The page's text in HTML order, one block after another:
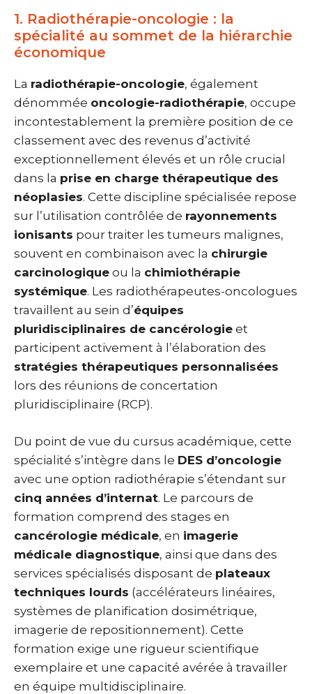
1. Radiothérapie-oncologie : la
spécialité au sommet de la hiérarchie
économique
La radiothérapie-oncologie, également
dénommée oncologie-radiothérapie, occupe
incontestablement la première position de ce
classement avec des revenus d’activité
exceptionnellement élevés et un rôle crucial
dans la prise en charge thérapeutique des
néoplasies. Cette discipline spécialisée repose
sur l’utilisation contrôlée de rayonnements
ionisants pour traiter les tumeurs malignes,
souvent en combinaison avec la chirurgie
carcinologique ou la chimiothérapie
systémique. Les radiothérapeutes-oncologues
travaillent au sein d’équipes
pluridisciplinaires de cancérologie et
participent activement à l’élaboration des
stratégies thérapeutiques personnalisées
lors des réunions de concertation
pluridisciplinaire (RCP).
Du point de vue du cursus académique, cette
spécialité s’intègre dans le DES d’oncologie
avec une option radiothérapie s’étendant sur
cinq années d’internat. Le parcours de
formation comprend des stages en
cancérologie médicale, en imagerie
médicale diagnostique, ainsi que dans des
services spécialisés disposant de plateaux
techniques lourds (accélérateurs linéaires,
systèmes de planification dosimétrique,
imagerie de repositionnement). Cette
formation exige une rigueur scientifique
exemplaire et une capacité avérée à travailler
en équipe multidisciplinaire.